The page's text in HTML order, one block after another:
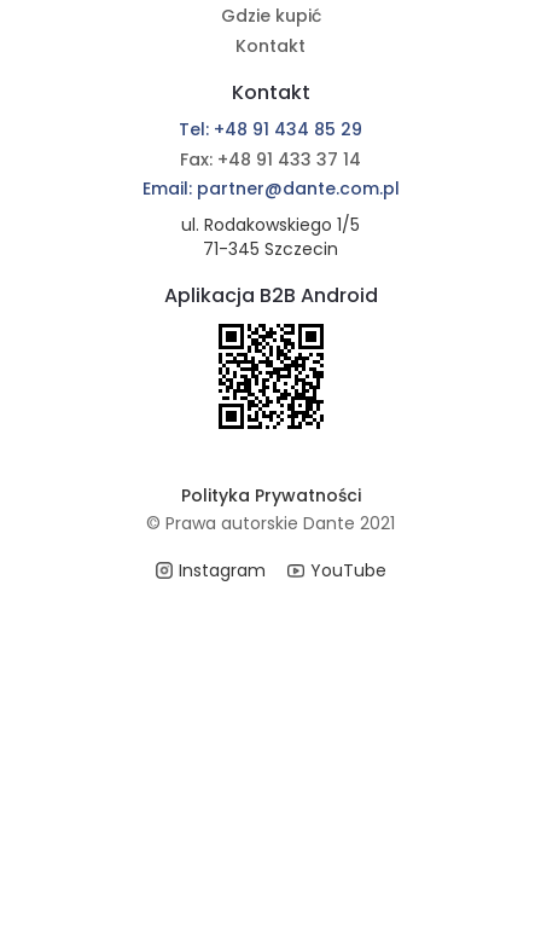
Gdzie kupić
Kontakt
Kontakt
Tel: +48 91 434 85 29
Fax: +48 91 433 37 14
Email: partner@dante.com.pl
ul. Rodakowskiego 1/5
71-345 Szczecin
Aplikacja B2B Android
Polityka Prywatności
© Prawa autorskie Dante 2021
Instagram
YouTube